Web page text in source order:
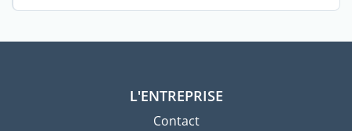
L'ENTREPRISE
Contact